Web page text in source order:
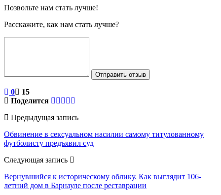
Позвольте нам стать лучше!
Расскажите, как нам стать лучше?
Отправить отзыв
0
15
Поделится
Предыдущая запись
Обвинение в сексуальном насилии самому титулованному
футболисту предъявил суд
Следующая запись
Вернувшийся к историческому облику. Как выглядит 106-
летний дом в Барнауле после реставрации